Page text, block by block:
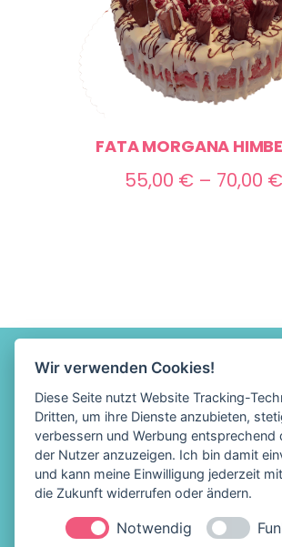
FATA MORGANA
55,00 € – 70,00 €
Wir verwenden Cookies!
Diese Seite nutzt Website Tracking-
Dritten, um ihre Dienste anzubieten,
verbessern und Werbung entsprechend
der Nutzer anzuzeigen. Ich bin damit
und kann meine Einwilligung jederzeit
die Zukunft widerrufen oder ändern.
Notwendig